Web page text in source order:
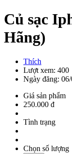
Củ sạc
Hãng)
Thích
Lượt xem: 400
Ngày đăng:
Giá sản phẩm
250.000 đ
Tình trạng
Chọn số lượng